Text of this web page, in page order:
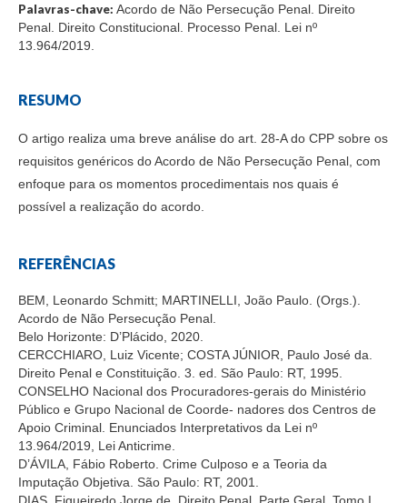
Palavras-chave: Acordo de Não Persecução Penal. Direito
Penal. Direito Constitucional. Processo Penal. Lei nº
13.964/2019.
RESUMO
O artigo realiza uma breve análise do art. 28-A do CPP sobre os
requisitos genéricos do Acordo de Não Persecução Penal, com
enfoque para os momentos procedimentais nos quais é
possível a realização do acordo.
REFERÊNCIAS
BEM, Leonardo Schmitt; MARTINELLI, João Paulo. (Orgs.).
Acordo de Não Persecução Penal.
Belo Horizonte: D’Plácido, 2020.
CERCCHIARO, Luiz Vicente; COSTA JÚNIOR, Paulo José da.
Direito Penal e Constituição. 3. ed. São Paulo: RT, 1995.
CONSELHO Nacional dos Procuradores-gerais do Ministério
Público e Grupo Nacional de Coorde- nadores dos Centros de
Apoio Criminal. Enunciados Interpretativos da Lei nº
13.964/2019, Lei Anticrime.
D’ÁVILA, Fábio Roberto. Crime Culposo e a Teoria da
Imputação Objetiva. São Paulo: RT, 2001.